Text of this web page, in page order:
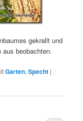
gekrallt und
beobachten.
Garten,Specht |